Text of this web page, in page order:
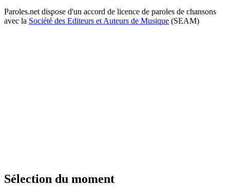
Paroles.net dispose d'un accord de licence de paroles de chansons
avec la Société des Editeurs et Auteurs de Musique (SEAM)
Sélection du moment